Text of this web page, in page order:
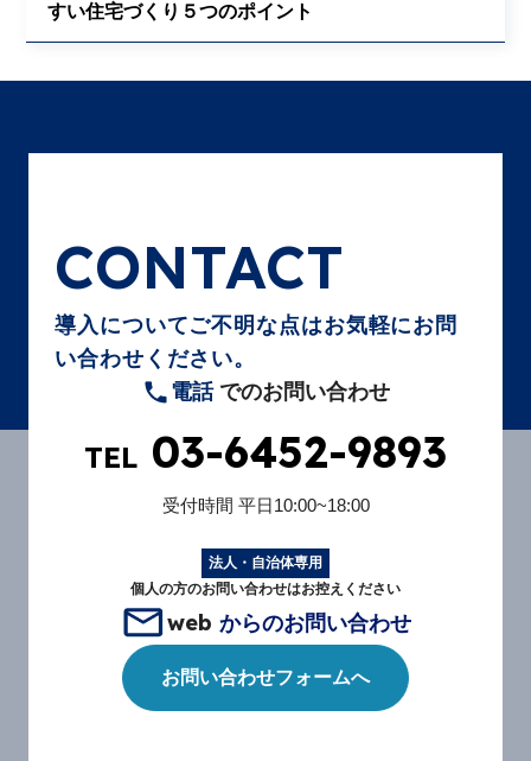
すい住宅づくり５つのポイント
CONTACT
導入についてご不明な点はお気軽にお問
い合わせください。
電話でのお問い合わせ
TEL 03-6452-9893
受付時間 平日10:00~18:00
法人・自治体専用
個人の方のお問い合わせはお控えください
web からのお問い合わせ
お問い合わせフォームへ